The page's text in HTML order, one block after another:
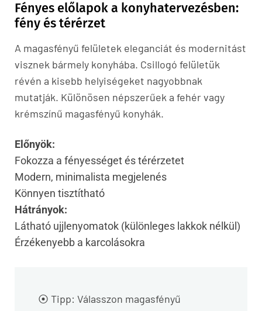
Fényes előlapok a konyhatervezésben:
fény és térérzet
A magasfényű felületek eleganciát és modernitást
visznek bármely konyhába. Csillogó felületük
révén a kisebb helyiségeket nagyobbnak
mutatják. Különösen népszerűek a fehér vagy
krémszínű magasfényű konyhák.
Előnyök:
Fokozza a fényességet és térérzetet
Modern, minimalista megjelenés
Könnyen tisztítható
Hátrányok:
Látható ujjlenyomatok (különleges lakkok nélkül)
Érzékenyebb a karcolásokra
⦿ Tipp: Válasszon magasfényű